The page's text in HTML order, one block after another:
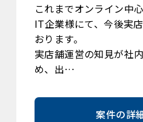
これまでオンライン中
IT企業様にて、今後実
おります。
実店舗運営の知見が社
め、出…
案件の詳